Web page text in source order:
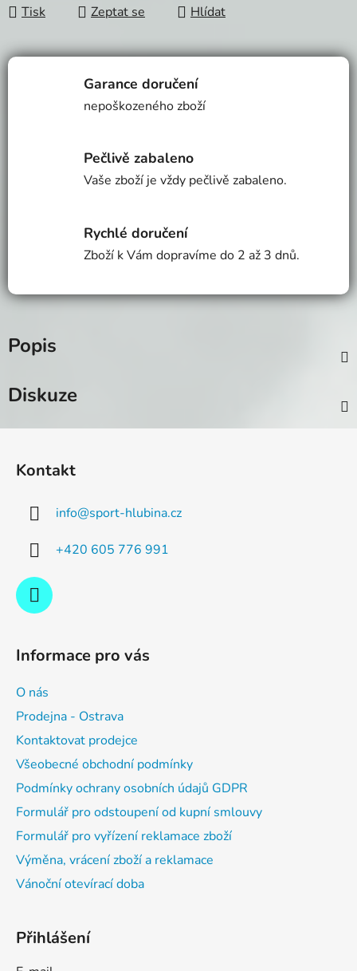
Tisk Zeptat se Hlídat
Garance doručení
nepoškozeného zboží
Pečlivě zabaleno
Vaše zboží je vždy pečlivě zabaleno.
Rychlé doručení
Zboží k Vám dopravíme do 2 až 3 dnů.
Popis
Diskuze
Kontakt
info@sport-hlubina.cz
+420 605 776 991
Informace pro vás
O nás
Prodejna - Ostrava
Kontaktovat prodejce
Všeobecné obchodní podmínky
Podmínky ochrany osobních údajů GDPR
Formulář pro odstoupení od kupní smlouvy
Formulář pro vyřízení reklamace zboží
Výměna, vrácení zboží a reklamace
Vánoční otevírací doba
Přihlášení